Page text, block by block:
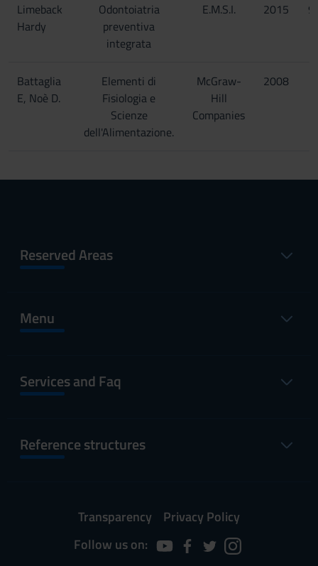
Limeback
Hardy
Odontoiatria
preventiva
integrata
E.M.S.I. 2015
Battaglia
E, Noè D.
Elementi di
Fisiologia e
Scienze
dell'Alimentazione.
McGraw-
Hill
Companies
2008
Reserved Areas
Menu
Services and Faq
Reference structures
Transparency
Privacy Policy
Follow us on: